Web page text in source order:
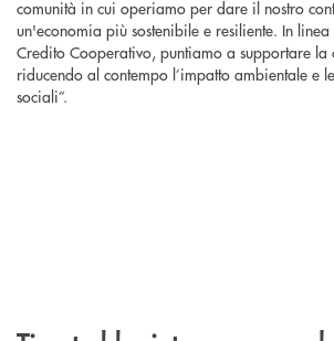
comunità in cui operiamo per dare il nostro
un'economia più sostenibile e resiliente. In
Credito Cooperativo, puntiamo a supportare la
riducendo al contempo l’impatto ambientale e
sociali”.